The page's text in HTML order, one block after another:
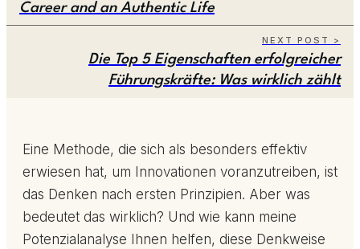
Career and an Authentic Life
NEXT POST >
Die Top 5 Eigenschaften erfolgreicher
Führungskräfte: Was wirklich zählt
Eine Methode, die sich als besonders effektiv
erwiesen hat, um Innovationen voranzutreiben, ist
das Denken nach ersten Prinzipien. Aber was
bedeutet das wirklich? Und wie kann meine
Potenzialanalyse Ihnen helfen, diese Denkweise